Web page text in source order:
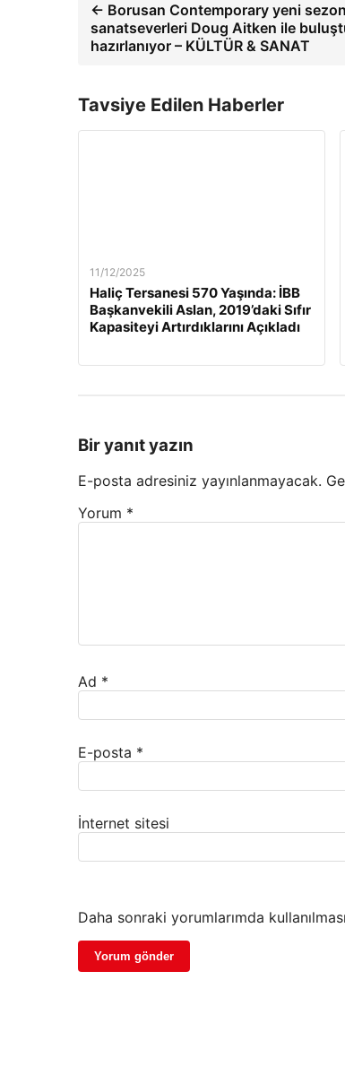
← Borusan Contemporary yeni
sanatseverleri Doug Aitken ile
hazırlanıyor – KÜLTÜR & SANAT
Tavsiye Edilen Haberler
11/12/2025
Haliç Tersanesi 570 Yaşında: İBB
Başkanvekili Aslan, 2019’daki Sıfır
Kapasiteyi Artırdıklarını Açıkladı
Bir yanıt yazın
E-posta adresiniz yayınlanmayacak.
Yorum *
Ad *
E-posta *
İnternet sitesi
Daha sonraki yorumlarımda